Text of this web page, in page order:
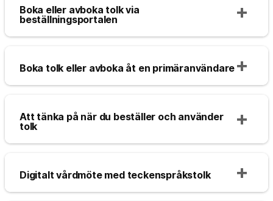
Boka eller avboka tolk via
beställningsportalen
Boka tolk eller avboka åt en primäranvändare
Att tänka på när du beställer och använder
tolk
Digitalt vårdmöte med teckenspråkstolk